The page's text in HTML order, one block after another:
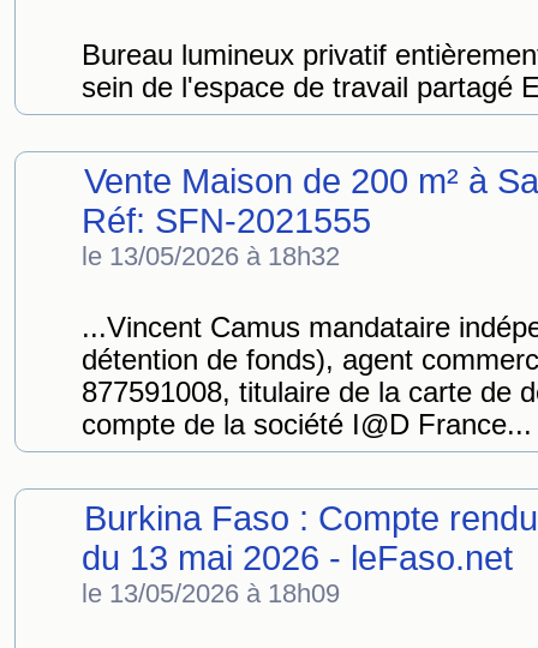
Bureau lumineux privatif
sein de l'espace de travail partagé
Vente Maison de 200 m² à
Réf: SFN-2021555
le 13/05/2026 à 18h32
...Vincent Camus mandataire
détention de fonds), agent
877591008, titulaire de la carte de
compte de la société I@D France...
Burkina Faso : Compte
du 13 mai 2026 - leFaso.net
le 13/05/2026 à 18h09